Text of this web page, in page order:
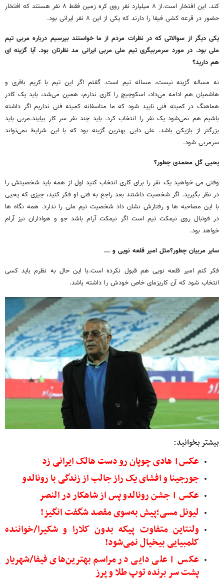
کند. این افتخار است.از ۸ میلیارد نفر روی کره زمین فقط ۸ نفر هستند که افتخار
حضور در قرعه کشی فیفا را دارند که یکی از این ۸ نفر ایرانی بود.
یکی دیگر از سوالاتی که در نظرات مردم از ما خواستند بپرسیم درباره مربی تیم
ملی بود. در مورد سرمربیگری تیم ملی مربی ایرانی مد نظرتان بود. آیا گزینه ای
هم دارید؟
نه مساله گزینه نیست، مساله تیم است. گفتم اگر این تیم با کریم باقری و
هاشمیان هم ادامه می‌داد، اسکوچیچ را کاری ندارم، همین می‌شد، باید یک کادر
هماهنگ در کمیته فنی تایید شود که ما متاسفانه کمیته فنی نداریم اگر داشته
باشیم هم نمی‌شود یک نفر را انتخاب کرد. باید چند نفر سر کار بیایند.مربی باید
بزرگتر از بازیکن باشد. علی دایی بهترین گزینه بود که با این شرایط نمی‌تواند
سرمربی شود.
یحیی گل محمدی چطور؟
وقتی می خواهید یک نفر را برای کاری انتخاب کنید اول از همه باید شخصیتش را
در نظر بگیرید. اگر شخصیت داشتند بعد راجع به فنی او فکر کنید، چیزی که یحیی
با این مصاحبه ها و رفتارش نشان داد شخصیت تیم ملی را ندارد. همه نگاه ها
در فوتبال روی نیمکت تیم است اگر نیمکت آرام باشد جو و هواداران نیز آرام
خواهد بود.
سایر مربیان چطور؟مثل امیر قلعه نویی و ...
فکر کنم امیر قلعه نویی هم قبول نکرده است.با این حال به نظرم باید کسی
انتخاب شود که آن کاریزمای خاص خودش را داشته باشد.
بیشتر بخوانید:
عکس| هادی چوپان رو دست هالک ایرانی زد
جورجینا و افشای یک راز جالب از زندگی با رونالدو
عکس | جشن رونالدو پس از شاهکار در النصر
لیونل مسی؛پیش به‌سوی مقصد شگفت انگیز!
ولنتاین متفاوت پیکه بدون کلارا و شکیرا/خواننده
کلمبیایی بیخیال نمی‌شود!
عکس | علی دایی در مراسم بهترین‌های فیفا/شهریار
پشت سر برنده توپ طلا و پرز